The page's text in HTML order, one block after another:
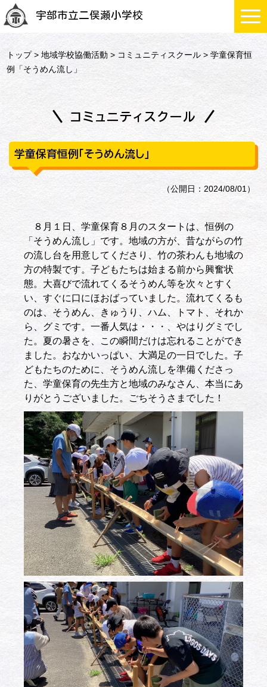
宇部市立二俣瀬小学校
トップ>地域学校協働活動 > コミュニティスクール > 学童保育恒
例「そうめん流し」
コミュニティスクール
学童保育恒例「そうめん流し」
（公開日：2024/08/01）
８月１日、学童保育８月のスタートは、恒例の
「そうめん流し」です。地域の方が、昔ながらの竹
の流し台を用意してくださり、竹の茶わんも地域の
方の特製です。子どもたちは始まる前から興奮状
態。大喜びで流れてくるそうめん等を次々とすく
い、すぐに口にほおばっていました。流れてくるも
のは、そうめん、きゅうり、ハム、トマト、それか
ら、グミです。一番人気は・・・、やはりグミでし
た。夏の暑さを、この瞬間だけは忘れることができ
ました。おなかいっぱい、大満足の一日でした。子
どもたちのために、そうめん流しを準備くださっ
た、学童保育の先生方と地域のみなさん、本当にあ
りがとうございました。ごちそうさまでした！